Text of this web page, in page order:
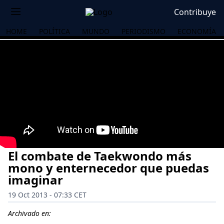
Contribuye
HOME POLÍTICA MUNDO PERIODISMO ECONOMÍA
El combate de Taekwondo más
mono y enternecedor que puedas
imaginar
19 Oct 2013 - 07:33 CET
Archivado en: